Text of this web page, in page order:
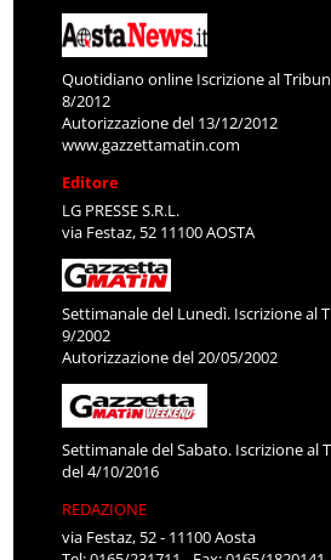
Quotidiano online Iscrizione al
8/2012
Autorizzazione del 13/12/2012
www.gazzettamatin.com
Editore
LG PRESSE S.R.L.
via Festaz, 52 11100 AOSTA
Settimanale del Lunedì. Iscrizione al
9/2002
Autorizzazione del 20/05/2002
Settimanale del Sabato. Iscrizione al
del 4/10/2016
REDAZIONE
via Festaz, 52 - 11100 Aosta